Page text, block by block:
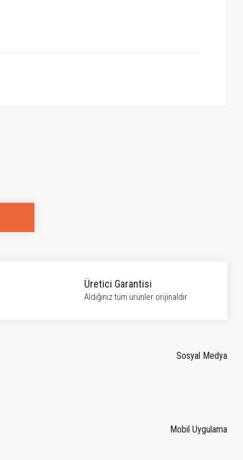
Üretici Garantisi
Aldığınız tüm ürünler orijinaldir
Sosyal Medya
Mobil Uygulama